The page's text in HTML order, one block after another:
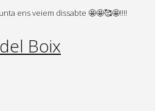
ens veiem dissabte 🤩🤩🥰🤩!!!!
Boix